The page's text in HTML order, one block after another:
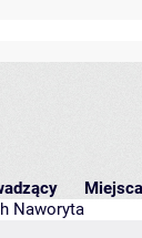
Miejsca
Naworyta